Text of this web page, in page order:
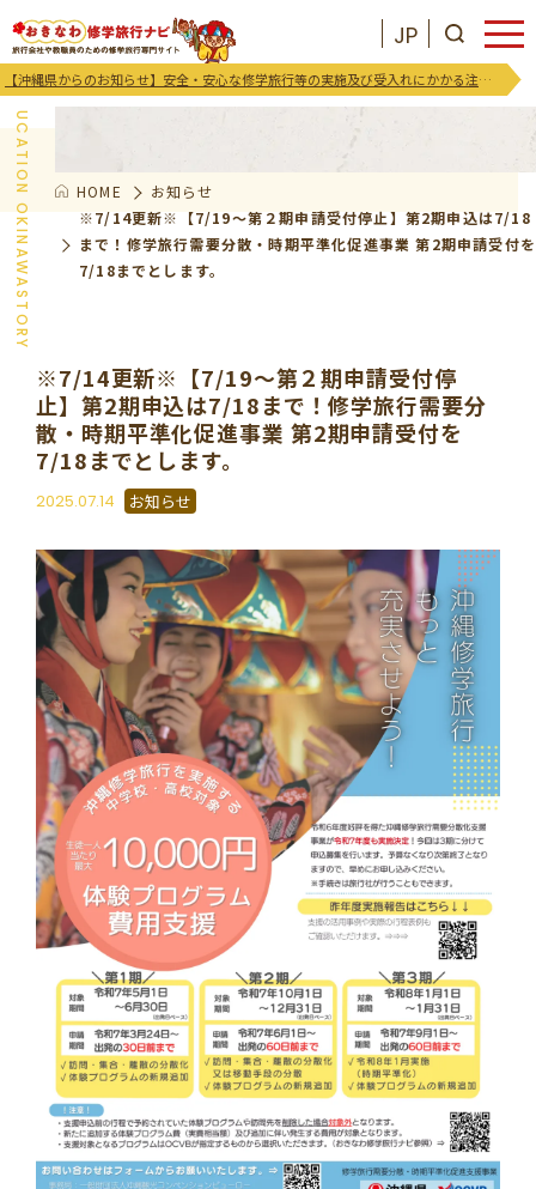
JP
【沖縄県からのお知らせ】安全・安心な修学旅行等の実施及び受入れにかかる注意喚起及び御協力のお願い
JP お気に入りリスト
プログラム
支援･イベント
学習資料
参加者の声
安全･安心
よくあるご質問 お問い合わせ
このサイトについて 情報掲載について
プライバシーポリシー サイトマップ
EDUCATION OKINAWASTORY
お知らせ
HOME
お知らせ
※7/14更新※【7/19～第２期申請受付停止】第2期申込は7/18
まで！修学旅行需要分散・時期平準化促進事業 第2期申請受付を
7/18までとします。
※7/14更新※【7/19～第２期申請受付停
止】第2期申込は7/18まで！修学旅行需要分
散・時期平準化促進事業 第2期申請受付を
7/18までとします。
2025.07.14 お知らせ